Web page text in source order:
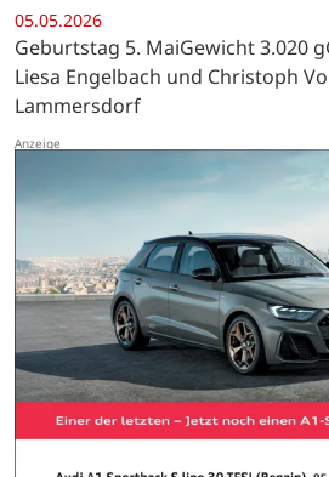
05.05.2026
Geburtstag 5. MaiGewicht 3.020
Liesa Engelbach und Christoph
Lammersdorf